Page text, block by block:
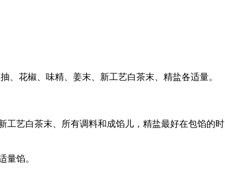
、花椒、味精、姜末、新工艺白茶末、精盐各适量。
工艺白茶末、所有调料和成馅儿，精盐最好在包馅的时
量馅。